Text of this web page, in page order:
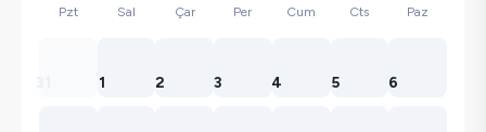
Pzt Sal Çar Per Cum Cts Paz
1 2 3 4 5 6